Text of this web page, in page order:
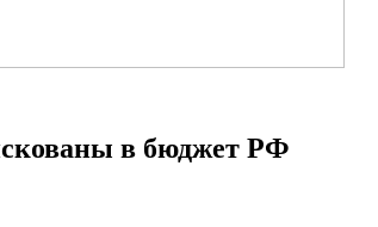
в бюджет РФ